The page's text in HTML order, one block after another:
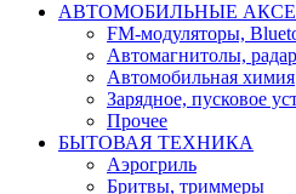
АВТОМОБИЛЬНЫЕ
FM-модуляторы,
Автомагнитолы,
Автомобильная химия
Зарядное, пусковое
Прочее
БЫТОВАЯ ТЕХНИКА
Аэрогриль
Бритвы, триммеры